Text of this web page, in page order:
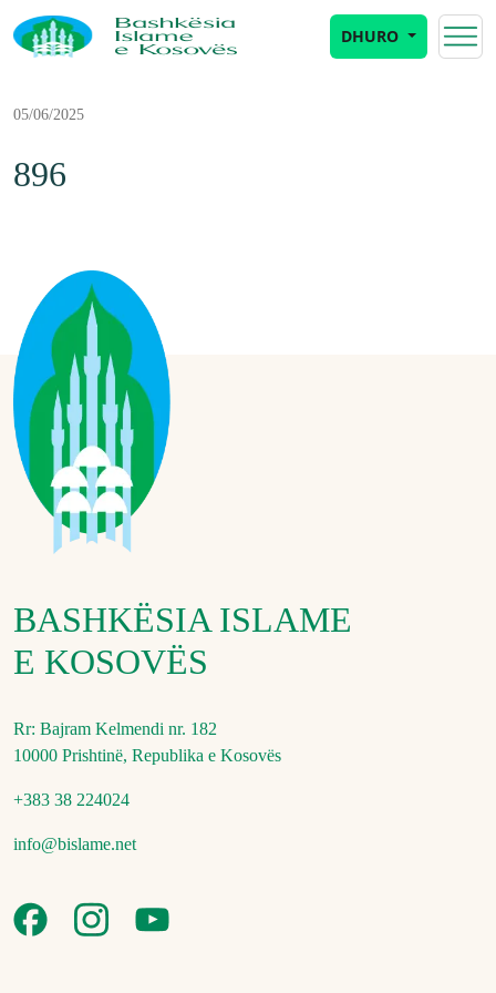
DHURO
05/06/2025
896
BASHKËSIA ISLAME
E KOSOVËS
Rr: Bajram Kelmendi nr. 182
10000 Prishtinë, Republika e Kosovës
+383 38 224024
info@bislame.net